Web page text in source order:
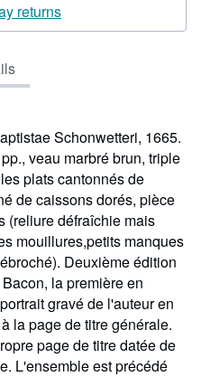
returns
Schonwetteri, 1665.
veau marbré brun, triple
plats cantonnés de
de caissons dorés, pièce
(reliure défraîchie mais
mouillures,petits manques
Deuxième édition
la première en
gravé de l'auteur en
la page de titre générale.
page de titre datée de
L'ensemble est précédé